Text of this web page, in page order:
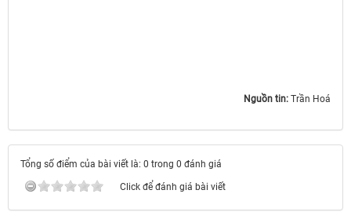
Nguồn tin: Trần Hoá
Tổng số điểm của bài viết là: 0 trong 0 đánh giá
Click để đánh giá bài viết